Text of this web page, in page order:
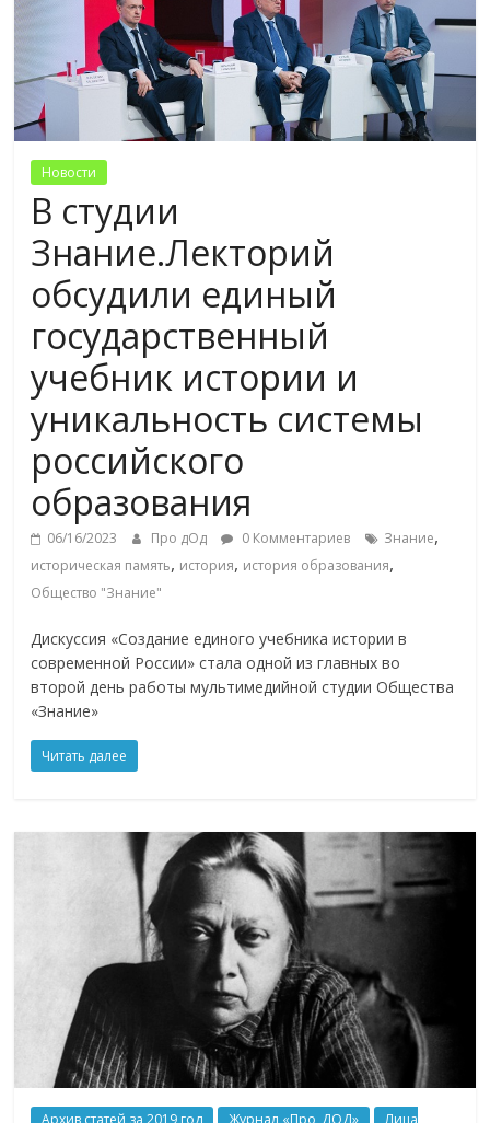
Новости
В студии
Знание.Лекторий
обсудили единый
государственный
учебник истории и
уникальность системы
российского
образования
06/16/2023 Про дОд 0 Комментариев Знание,
историческая память, история, история образования,
Общество "Знание"
Дискуссия «Создание единого учебника истории в
современной России» стала одной из главных во
второй день работы мультимедийной студии Общества
«Знание»
Читать далее
Архив статей за 2019 год Журнал «Про_ДОД»
Лица